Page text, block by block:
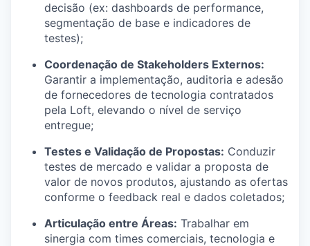
decisão (ex: dashboards de performance,
segmentação de base e indicadores de
testes);
Coordenação de Stakeholders Externos:
Garantir a implementação, auditoria e adesão
de fornecedores de tecnologia contratados
pela Loft, elevando o nível de serviço
entregue;
Testes e Validação de Propostas: Conduzir
testes de mercado e validar a proposta de
valor de novos produtos, ajustando as ofertas
conforme o feedback real e dados coletados;
Articulação entre Áreas: Trabalhar em
sinergia com times comerciais, tecnologia e